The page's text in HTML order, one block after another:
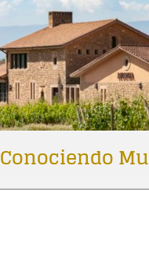
Conociendo